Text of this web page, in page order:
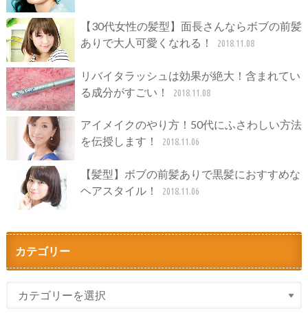
【30代女性の髪型】面長さんならボブの前髪
ありで大人可愛くなれる！
2018.11.08
リバイタラッシュは効果が絶大！含まれてい
る成分がすごい！
2018.11.08
アイメイクのやり方！50代にふさわしい方法
を伝授します！
2018.11.06
【髪型】ボブの前髪ありで黒髪におすすめな
ヘアスタイル！
2018.11.06
カテゴリー